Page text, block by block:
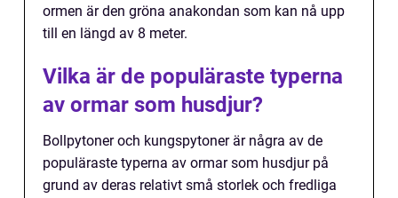
ormen är den gröna anakondan som kan nå upp
till en längd av 8 meter.
Vilka är de populäraste typerna
av ormar som husdjur?
Bollpytoner och kungspytoner är några av de
populäraste typerna av ormar som husdjur på
grund av deras relativt små storlek och fredliga